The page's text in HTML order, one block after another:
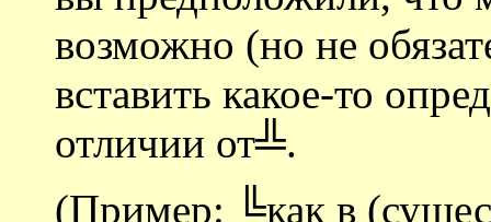
возможно (но не
вставить какое-то
отличии от╩.
(Пример: ╚как в